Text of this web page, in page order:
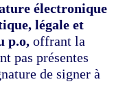
électronique
légale et
p.o, offrant la
pas présentes
de signer à